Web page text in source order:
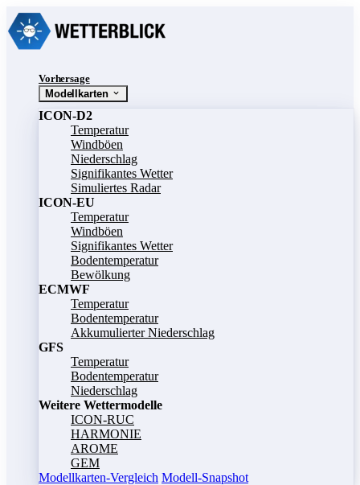
Vorhersage
Modellkarten
ICON-D2
Temperatur
Windböen
Niederschlag
Signifikantes Wetter
Simuliertes Radar
ICON-EU
Temperatur
Windböen
Signifikantes Wetter
Bodentemperatur
Bewölkung
ECMWF
Temperatur
Bodentemperatur
Akkumulierter Niederschlag
GFS
Temperatur
Bodentemperatur
Niederschlag
Weitere Wettermodelle
ICON-RUC
HARMONIE
AROME
GEM
Modellkarten-Vergleich Modell-Snapshot